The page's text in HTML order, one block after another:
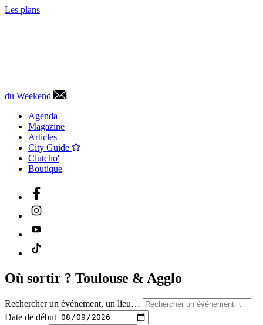
Les plans
du Weekend
Agenda
Magazine
Articles
City Guide
Clutcho'
Boutique
Où sortir ? Toulouse & Agglo
Rechercher un événement, un lieu…
Date de début